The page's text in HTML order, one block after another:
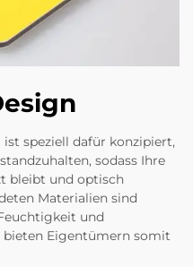
speziell dafür konzipiert,
sodass Ihre
bleibt und optisch
Materialien sind
und
bieten Eigentümern somit